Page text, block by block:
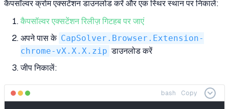
कैपसॉल्वर क्रोम एक्सटेंशन डाउनलोड करें और एक स्थिर स्थान पर निकालें:
कैपसॉल्वर एक्सटेंशन रिलीज़ गिटहब पर जाएं
अपने पास के CapSolver.Browser.Extension-
chrome-vX.X.X.zip डाउनलोड करें
जीप निकालें:
bash Copy